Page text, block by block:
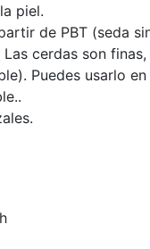
piel.
de PBT (seda
cerdas son
Puedes usarlo